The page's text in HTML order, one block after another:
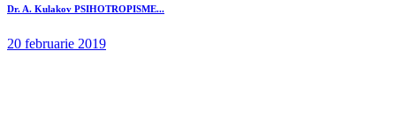
Dr. A. Kulakov PSIHOTROPISME...
20 februarie 2019